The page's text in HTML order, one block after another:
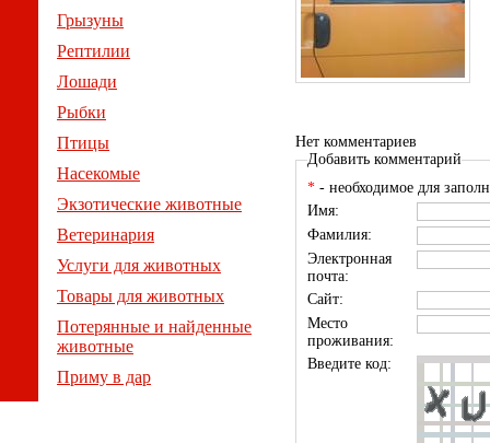
Грызуны
Рептилии
Лошади
Рыбки
Птицы
Насекомые
Экзотические животные
Ветеринария
Услуги для животных
Товары для животных
Потерянные и найденные
животные
Приму в дар
Нет комментариев
Добавить комментарий
* - необходимое для
Имя:
Фамилия:
Электронная
почта:
Сайт:
Место
проживания:
Введите код: